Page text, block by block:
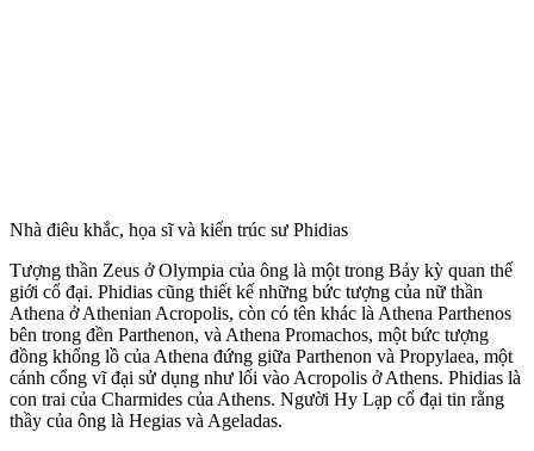
Nhà điêu khắc, họa sĩ và kiến trúc sư Phidias
Tượng thần Zeus ở Olympia của ông là một trong Bảy kỳ quan thế
giới cổ đại. Phidias cũng thiết kế những bức tượng của nữ thần
Athena ở Athenian Acropolis, còn có tên khác là Athena Parthenos
bên trong đền Parthenon, và Athena Promachos, một bức tượng
đồng khổng lồ của Athena đứng giữa Parthenon và Propylaea, một
cánh cổng vĩ đại sử dụng như lối vào Acropolis ở Athens. Phidias là
con trai của Charmides của Athens. Người Hy Lạp cổ đại tin rằng
thầy của ông là Hegias và Ageladas.